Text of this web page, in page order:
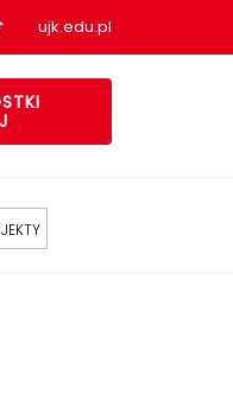
na Facebook
Nasz profil na tiktok
ujk.edu.pl